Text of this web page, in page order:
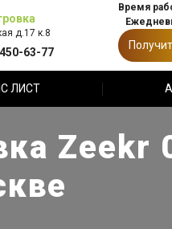
д.17 к.8
63-77
Время
ЛИСТ
Zeekr